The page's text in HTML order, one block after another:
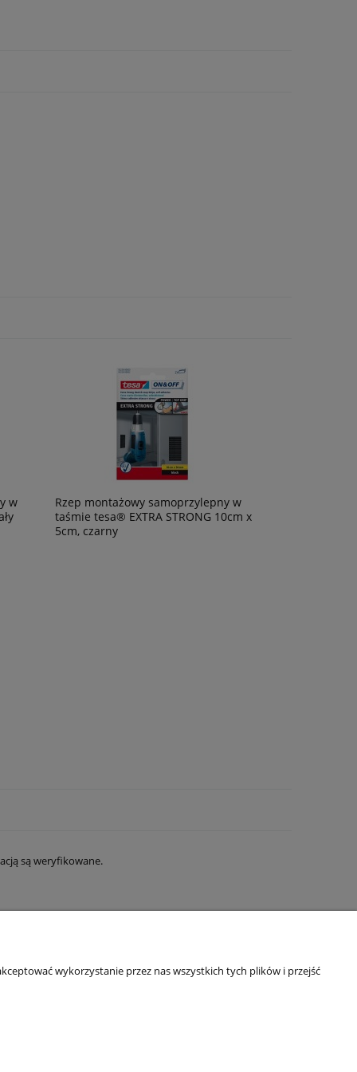
w
Rzep montażowy samoprzylepny w
taśmie tesa® EXTRA STRONG 10cm x
5cm, czarny
są weryfikowane.
STREFA WIEDZY
wykorzystanie przez nas wszystkich tych plików i przejść